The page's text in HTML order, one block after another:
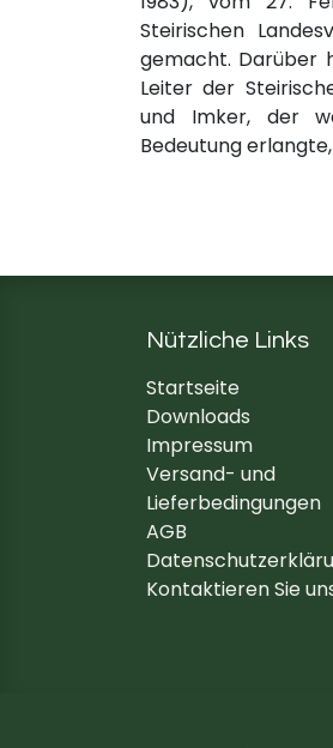
Steirischen
gemacht. Darüber
Leiter der
und Imker, der
Bedeutung
Nützliche Links
Startseite
Downloads
Impressum
Versand- und
Lieferbedingungen
AGB
Kontaktieren Sie